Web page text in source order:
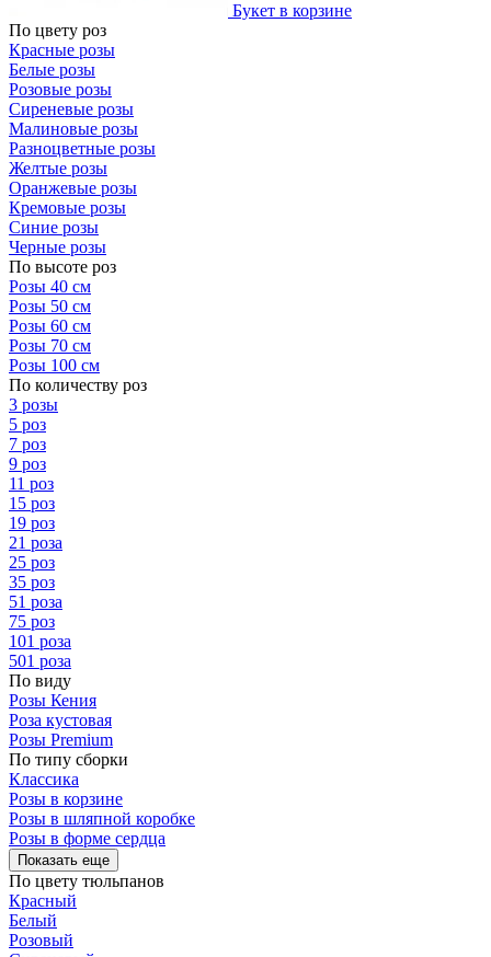
Букет в корзине
По цвету роз
Красные розы
Белые розы
Розовые розы
Сиреневые розы
Малиновые розы
Разноцветные розы
Желтые розы
Оранжевые розы
Кремовые розы
Синие розы
Черные розы
По высоте роз
Розы 40 см
Розы 50 см
Розы 60 см
Розы 70 см
Розы 100 см
По количеству роз
3 розы
5 роз
7 роз
9 роз
11 роз
15 роз
19 роз
21 роза
25 роз
35 роз
51 роза
75 роз
101 роза
501 роза
По виду
Розы Кения
Роза кустовая
Розы Premium
По типу сборки
Классика
Розы в корзине
Розы в шляпной коробке
Розы в форме сердца
Показать еще
По цвету тюльпанов
Красный
Белый
Розовый